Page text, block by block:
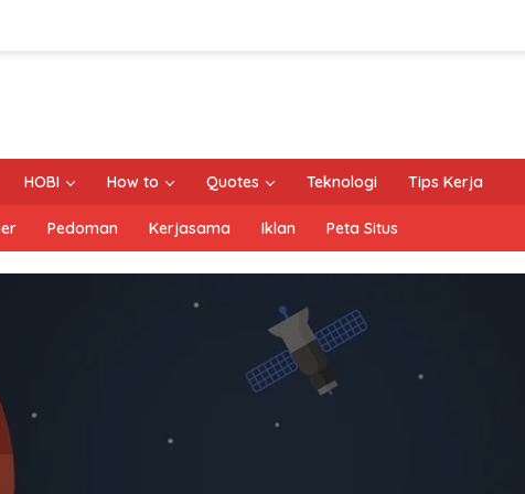
HOBI How to Quotes Teknologi Tips Kerja
Pedoman Kerjasama Iklan Peta Situs